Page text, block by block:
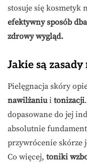
stosuje się kosmetyk
efektywny sposób
zdrowy wygląd.
Jakie są
Pielęgnacja skóry
nawilżaniui tonizacji
dopasowane do jej
absolutnie
przywrócenie skórze
Co więcej, toniki